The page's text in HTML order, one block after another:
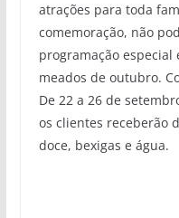
atrações para toda
comemoração, não
programação
meados de outubro.
De 22 a 26 de
os clientes receberão
doce, bexigas e água.